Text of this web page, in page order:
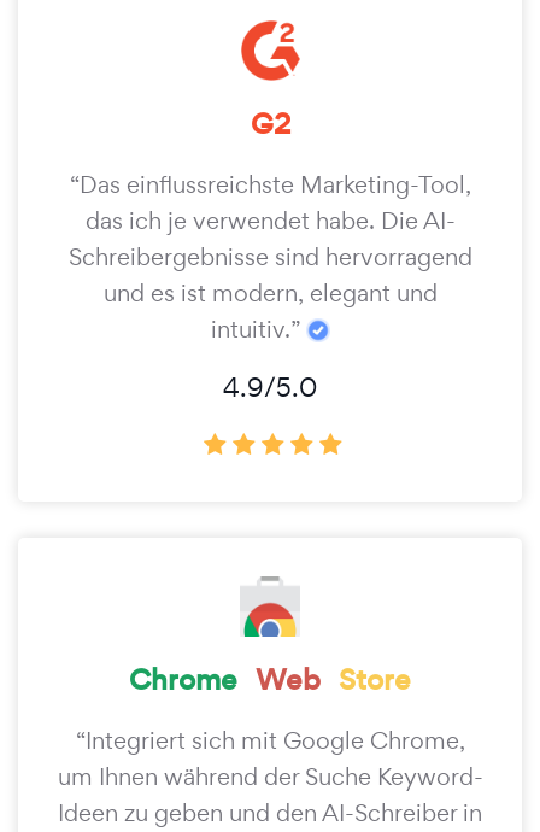
G2
“Das einflussreichste Marketing-Tool,
das ich je verwendet habe. Die AI-
Schreibergebnisse sind hervorragend
und es ist modern, elegant und
intuitiv.”
4.9/5.0
Chrome Web Store
“Integriert sich mit Google Chrome,
um Ihnen während der Suche Keyword-
Ideen zu geben und den AI-Schreiber in